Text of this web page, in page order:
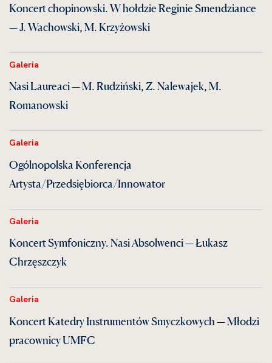
Koncert chopinowski. W hołdzie Reginie Smendziance
— J. Wachowski, M. Krzyżowski
Galeria
Nasi Laureaci — M. Rudziński, Z. Nalewajek, M.
Romanowski
Galeria
Ogólnopolska Konferencja
Artysta/Przedsiębiorca/Innowator
Galeria
Koncert Symfoniczny. Nasi Absolwenci — Łukasz
Chrzęszczyk
Galeria
Koncert Katedry Instrumentów Smyczkowych — Młodzi
pracownicy UMFC